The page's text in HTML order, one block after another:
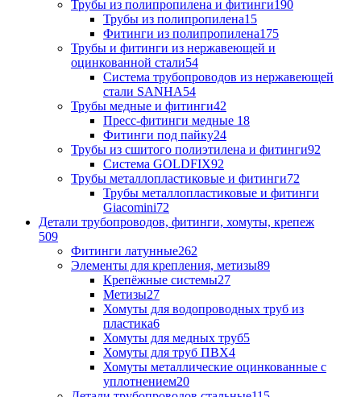
Трубы из полипропилена и фитинги190
Трубы из полипропилена15
Фитинги из полипропилена175
Трубы и фитинги из нержавеющей и
оцинкованной стали54
Система трубопроводов из нержавеющей
стали SANHA54
Трубы медные и фитинги42
Пресс-фитинги медные 18
Фитинги под пайку24
Трубы из сшитого полиэтилена и фитинги92
Система GOLDFIX92
Трубы металлопластиковые и фитинги72
Трубы металлопластиковые и фитинги
Giacomini72
Детали трубопроводов, фитинги, хомуты, крепеж
509
Фитинги латунные262
Элементы для крепления, метизы89
Крепёжные системы27
Метизы27
Хомуты для водопроводных труб из
пластика6
Хомуты для медных труб5
Хомуты для труб ПВХ4
Хомуты металлические оцинкованные с
уплотнением20